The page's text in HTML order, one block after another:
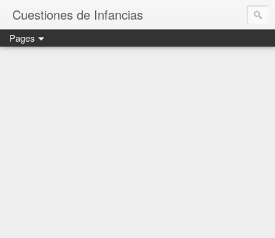
Cuestiones de Infancias
Pages